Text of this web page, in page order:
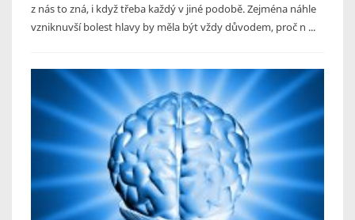
z nás to zná, i když třeba každý v jiné podobě. Zejména náhle
vzniknuvší bolest hlavy by měla být vždy důvodem, proč n ...